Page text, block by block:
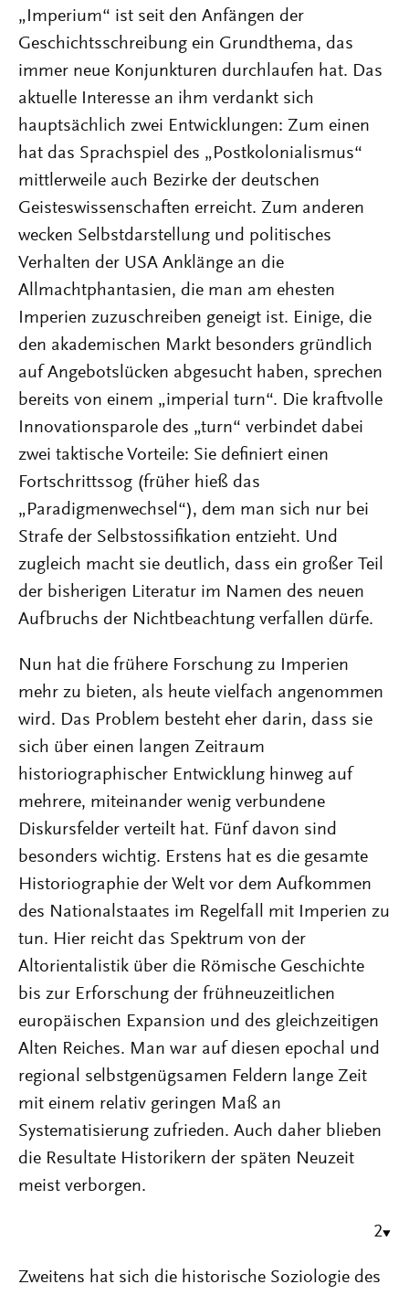
„Imperium“ ist seit den Anfängen der
Geschichtsschreibung ein Grundthema, das
immer neue Konjunkturen durchlaufen hat. Das
aktuelle Interesse an ihm verdankt sich
hauptsächlich zwei Entwicklungen: Zum einen
hat das Sprachspiel des „Postkolonialismus“
mittlerweile auch Bezirke der deutschen
Geisteswissenschaften erreicht. Zum anderen
wecken Selbstdarstellung und politisches
Verhalten der USA Anklänge an die
Allmachtphantasien, die man am ehesten
Imperien zuzuschreiben geneigt ist. Einige, die
den akademischen Markt besonders gründlich
auf Angebotslücken abgesucht haben, sprechen
bereits von einem „imperial turn“. Die kraftvolle
Innovationsparole des „turn“ verbindet dabei
zwei taktische Vorteile: Sie definiert einen
Fortschrittssog (früher hieß das
„Paradigmenwechsel“), dem man sich nur bei
Strafe der Selbstossifikation entzieht. Und
zugleich macht sie deutlich, dass ein großer Teil
der bisherigen Literatur im Namen des neuen
Aufbruchs der Nichtbeachtung verfallen dürfe.
Nun hat die frühere Forschung zu Imperien
mehr zu bieten, als heute vielfach angenommen
wird. Das Problem besteht eher darin, dass sie
sich über einen langen Zeitraum
historiographischer Entwicklung hinweg auf
mehrere, miteinander wenig verbundene
Diskursfelder verteilt hat. Fünf davon sind
besonders wichtig. Erstens hat es die gesamte
Historiographie der Welt vor dem Aufkommen
des Nationalstaates im Regelfall mit Imperien zu
tun. Hier reicht das Spektrum von der
Altorientalistik über die Römische Geschichte
bis zur Erforschung der frühneuzeitlichen
europäischen Expansion und des gleichzeitigen
Alten Reiches. Man war auf diesen epochal und
regional selbstgenügsamen Feldern lange Zeit
mit einem relativ geringen Maß an
Systematisierung zufrieden. Auch daher blieben
die Resultate Historikern der späten Neuzeit
meist verborgen.
2
Zweitens hat sich die historische Soziologie des